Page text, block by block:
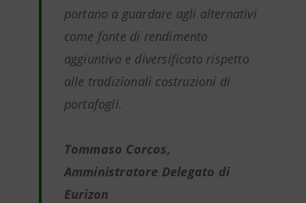
portano a guardare agli alternativi
come fonte di rendimento
aggiuntivo e diversificato rispetto
alle tradizionali costruzioni di
portafogli.
Tommaso Corcos,
Amministratore Delegato di
Eurizon